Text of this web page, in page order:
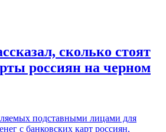
сколько стоят
россиян на черном
подставными лицами для
с банковских карт россиян,